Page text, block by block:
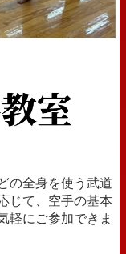
の全身を使う武道
じて、空手の基本
軽にご参加できま